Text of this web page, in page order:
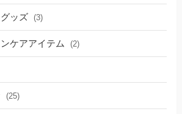
ッズ (3)
ケアアイテム (2)
(25)